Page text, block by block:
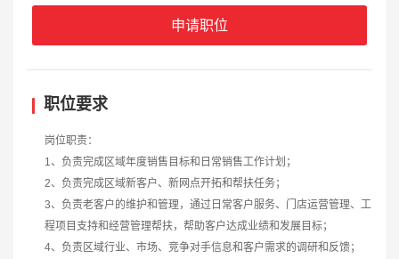
申请职位
职位要求
岗位职责：
1、负责完成区域年度销售目标和日常销售工作计划；
2、负责完成区域新客户、新网点开拓和帮扶任务；
3、负责老客户的维护和管理，通过日常客户服务、门店运营管理、工
程项目支持和经营管理帮扶，帮助客户达成业绩和发展目标；
4、负责区域行业、市场、竞争对手信息和客户需求的调研和反馈；